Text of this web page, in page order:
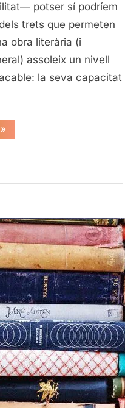
potser sí podríem
trets que permeten
obra literària (i
assoleix un nivell
la seva capacitat